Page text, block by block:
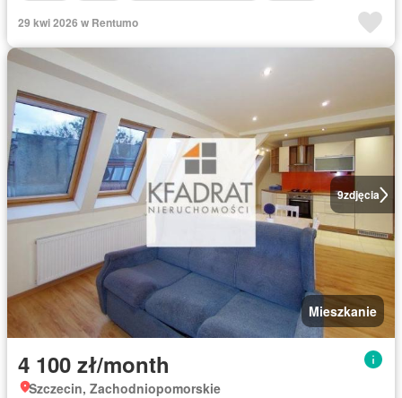
29 kwi 2026 w Rentumo
9zdjęcia
Mieszkanie
4 100 zł/month
Szczecin, Zachodniopomorskie